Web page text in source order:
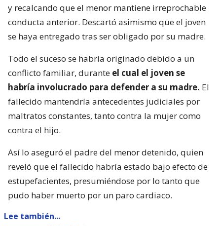
y recalcando que el menor mantiene irreprochable
conducta anterior. Descartó asimismo que el joven
se haya entregado tras ser obligado por su madre.
Todo el suceso se habría originado debido a un
conflicto familiar, durante el cual el joven se
habría involucrado para defender a su madre. El
fallecido mantendría antecedentes judiciales por
maltratos constantes, tanto contra la mujer como
contra el hijo.
Así lo aseguró el padre del menor detenido, quien
reveló que el fallecido habría estado bajo efecto de
estupefacientes, presumiéndose por lo tanto que
pudo haber muerto por un paro cardiaco.
Lee también...